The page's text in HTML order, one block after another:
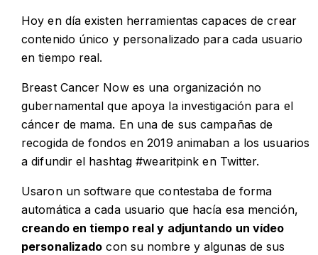
Hoy en día existen herramientas capaces de crear
contenido único y personalizado para cada usuario
en tiempo real.
Breast Cancer Now es una organización no
gubernamental que apoya la investigación para el
cáncer de mama. En una de sus campañas de
recogida de fondos en 2019 animaban a los usuarios
a difundir el hashtag #wearitpink en Twitter.
Usaron un software que contestaba de forma
automática a cada usuario que hacía esa mención,
creando en tiempo real y adjuntando un vídeo
personalizado con su nombre y algunas de sus